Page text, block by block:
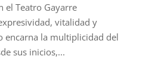
el Teatro Gayarre
vitalidad y
encarna la multiplicidad del
sus inicios,...